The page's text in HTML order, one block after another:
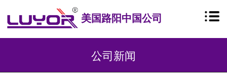
美国路阳中国公司
公司新闻